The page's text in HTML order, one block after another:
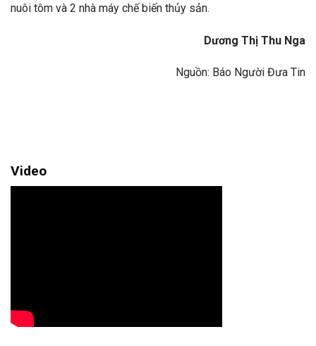
nuôi tôm và 2 nhà máy chế biến thủy sản.
Dương Thị Thu Nga
Nguồn: Báo Người Đưa Tin
Video